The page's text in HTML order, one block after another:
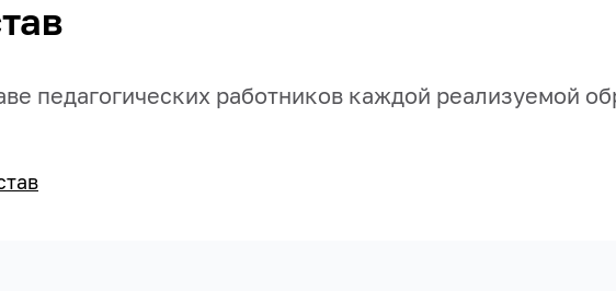
педагогических работников каждой реализуемой